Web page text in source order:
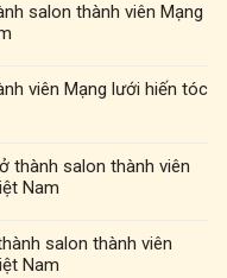
salon thành viên Mạng
viên Mạng lưới hiến tóc
thành salon thành viên
Nam
salon thành viên
Nam